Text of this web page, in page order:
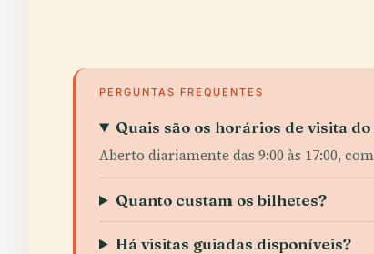
PERGUNTAS FREQUENTES
Quais são os horários de visita
Aberto diariamente das 9:00 às 17:00,
Quanto custam os bilhetes?
Há visitas guiadas disponíveis?